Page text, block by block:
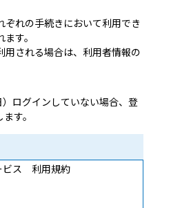
ぞれの手続きにおいて利用でき
す。
用される場合は、利用者情報の
ログインしていない場合、登
す。
ビス 利用規約